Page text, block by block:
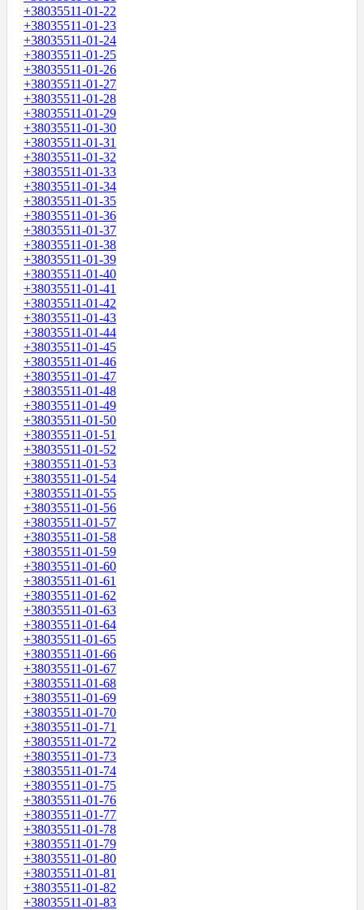
+38035511-01-22
+38035511-01-23
+38035511-01-24
+38035511-01-25
+38035511-01-26
+38035511-01-27
+38035511-01-28
+38035511-01-29
+38035511-01-30
+38035511-01-31
+38035511-01-32
+38035511-01-33
+38035511-01-34
+38035511-01-35
+38035511-01-36
+38035511-01-37
+38035511-01-38
+38035511-01-39
+38035511-01-40
+38035511-01-41
+38035511-01-42
+38035511-01-43
+38035511-01-44
+38035511-01-45
+38035511-01-46
+38035511-01-47
+38035511-01-48
+38035511-01-49
+38035511-01-50
+38035511-01-51
+38035511-01-52
+38035511-01-53
+38035511-01-54
+38035511-01-55
+38035511-01-56
+38035511-01-57
+38035511-01-58
+38035511-01-59
+38035511-01-60
+38035511-01-61
+38035511-01-62
+38035511-01-63
+38035511-01-64
+38035511-01-65
+38035511-01-66
+38035511-01-67
+38035511-01-68
+38035511-01-69
+38035511-01-70
+38035511-01-71
+38035511-01-72
+38035511-01-73
+38035511-01-74
+38035511-01-75
+38035511-01-76
+38035511-01-77
+38035511-01-78
+38035511-01-79
+38035511-01-80
+38035511-01-81
+38035511-01-82
+38035511-01-83